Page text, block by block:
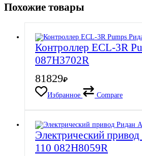
Похожие товары
Контроллер ECL-3R
087H3702R
81829₽
Избранное
Compare
Электрический
110 082H8059R